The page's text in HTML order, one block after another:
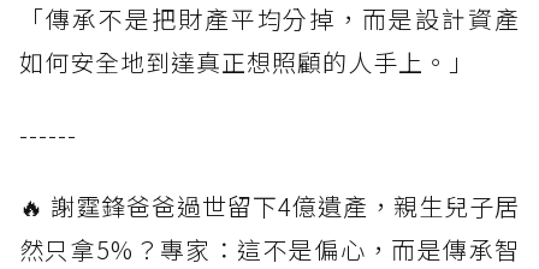
「傳承不是把財產平均分掉，而是設計資產
如何安全地到達真正想照顧的人手上。」
------
🔥 謝霆鋒爸爸過世留下4億遺產，親生兒子居
然只拿5%？專家：這不是偏心，而是傳承智